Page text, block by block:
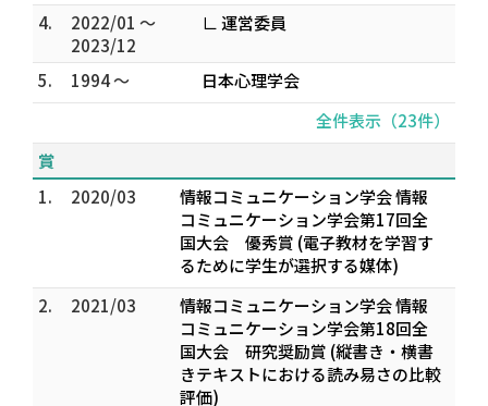
4.
2022/01 ～
2023/12
∟ 運営委員
5. 1994 ～
日本心理学会
全件表示（23件）
賞
1.
2020/03
情報コミュニケーション学会 情報
コミュニケーション学会第17回全
国大会 優秀賞 (電子教材を学習す
るために学生が選択する媒体)
2.
2021/03
情報コミュニケーション学会 情報
コミュニケーション学会第18回全
国大会 研究奨励賞 (縦書き・横書
きテキストにおける読み易さの比較
評価)